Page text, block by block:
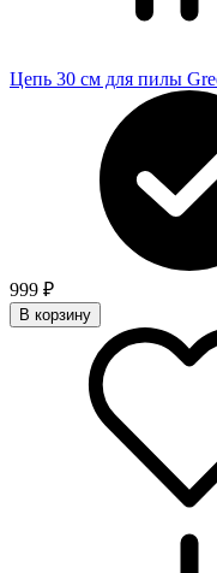
Цепь 30 см для пилы
999 ₽
В корзину